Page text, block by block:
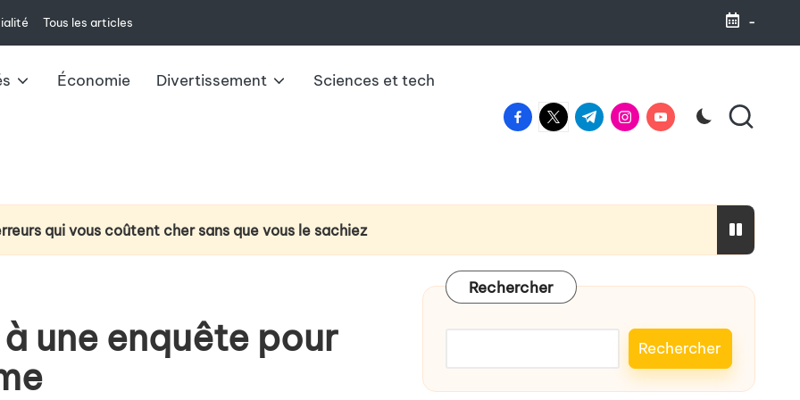
Tous les articles -
Économie Divertissement Sciences et tech
facebook.com
twitter.com
t.me instagram.com
youtube.com
qui vous coûtent cher sans que vous le sachiez
du livret A : ce qu’il faut savoir
VR Meta Quest 3 au-delà du jeu vidéo
une enquête pour
Rechercher
Rechercher